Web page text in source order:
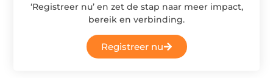
‘Registreer nu’ en zet de stap naar meer impact,
bereik en verbinding.
Registreer nu